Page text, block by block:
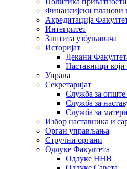
Финансијски планови
Акредитација
Интегритет
Заштита узбуњивача
Историјат
Декани
Наставници
Управа
Секретаријат
Служба за опште
Служба за
Служба за
Избор наставника и
Oрган управљања
Стручни органи
Одлуке Факултета
Одлуке ННВ